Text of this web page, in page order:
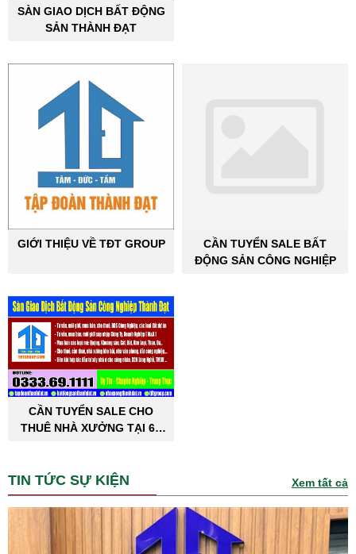
SÀN GIAO DỊCH BẤT ĐỘNG
SẢN THÀNH ĐẠT
GIỚI THIỆU VỀ TĐT GROUP
CẦN TUYỂN SALE BẤT
ĐỘNG SẢN CÔNG NGHIỆP
CẦN TUYỂN SALE CHO
THUÊ NHÀ XƯỞNG TẠI 63
TIN TỨC SỰ KIỆN Xem tất cả